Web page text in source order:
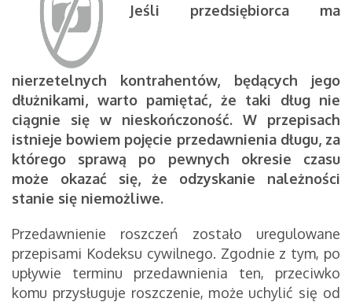
Jeśli przedsiębiorca ma
nierzetelnych kontrahentów, będących jego
dłużnikami, warto pamiętać, że taki dług nie
ciągnie się w nieskończoność. W przepisach
istnieje bowiem pojęcie przedawnienia długu, za
którego sprawą po pewnych okresie czasu
może okazać się, że odzyskanie należności
stanie się niemożliwe.
Przedawnienie roszczeń zostało uregulowane
przepisami Kodeksu cywilnego. Zgodnie z tym, po
upływie terminu przedawnienia ten, przeciwko
komu przysługuje roszczenie, może uchylić się od